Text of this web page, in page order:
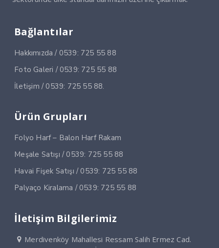
Bağlantılar
Hakkımızda / 0539: 725 55 88
Foto Galeri / 0539: 725 55 88
İletişim / 0539: 725 55 88.
Ürün Grupları
Folyo Harf – Balon Harf Rakam
Meşale Satışı / 0539: 725 55 88
Havai Fişek Satışı / 0539: 725 55 88
Palyaço Kiralama / 0539: 725 55 88
İletişim Bilgilerimiz
Merdivenköy Mahallesi Ressam Salih Ermez Cad.